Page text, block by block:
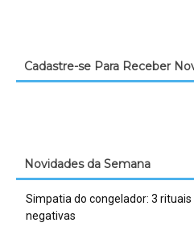
Cadastre-se Para Receber
Novidades da Semana
Simpatia do congelador: 3
negativas